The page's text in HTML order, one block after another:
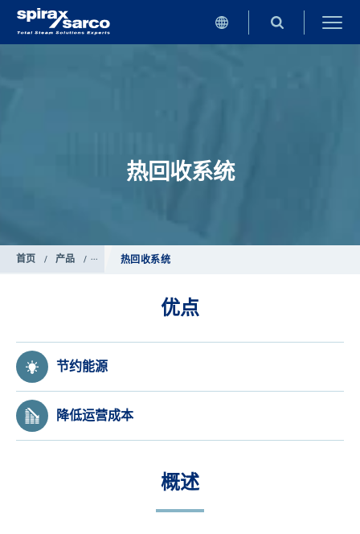
热回收系统
首页 / 产品 / 锅炉控制系统
热回收系统
优点
节约能源
降低运营成本
概述